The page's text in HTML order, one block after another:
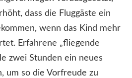
dass die Fluggäste ein
wenn das Kind mehr
Erfahrene „fliegende
zwei Stunden ein neues
um so die Vorfreude zu